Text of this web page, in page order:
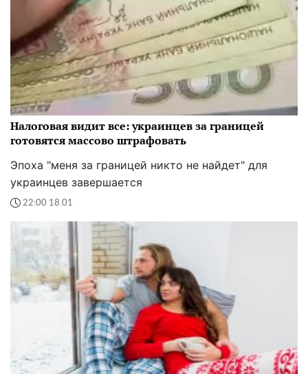
Налоговая видит все: украинцев за границей
готовятся массово штрафовать
Эпоха "меня за границей никто не найдет" для
украинцев завершается
22:00 18.01